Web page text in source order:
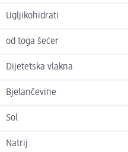
Ugljikohidrati
od toga šećer
Dijetetska vlakna
Bjelančevine
Sol
Natrij